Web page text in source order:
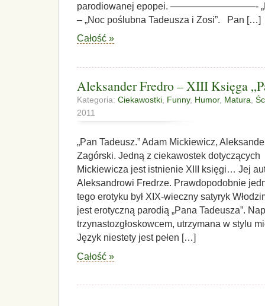
parodiowanej epopei. —————————-
– „Noc poślubna Tadeusza i Zosi”. Pan […]
Całość »
Aleksander Fredro – XIII Księga
Kategoria: Ciekawostki Funny, Humor, Matura
2011
„Pan Tadeusz.” Adam Mickiewicz,
Zagórski. Jedną z ciekawostek dotyczących
Mickiewicza jest istnienie XIII księgi… Jej
Aleksandrowi Fredrze. Prawdopodobnie
tego erotyku był XIX-wieczny satyryk
jest erotyczną parodią „Pana Tadeusza”.
trzynastozgłoskowcem, utrzymana w stylu
Język niestety jest pełen […]
Całość »